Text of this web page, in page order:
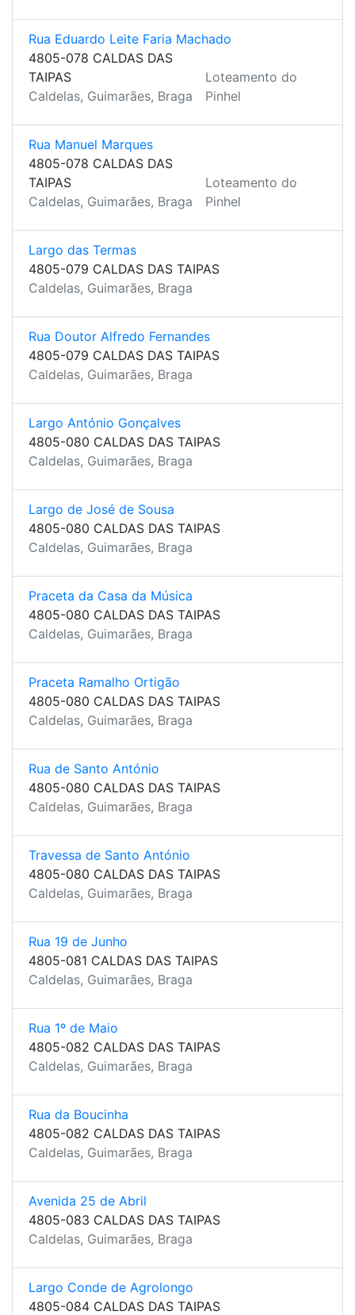
Rua Eduardo Leite Faria Machado
4805-078 CALDAS DAS
TAIPAS
Caldelas, Guimarães, Braga
Loteamento do
Pinhel
Rua Manuel Marques
4805-078 CALDAS DAS
TAIPAS
Caldelas, Guimarães, Braga
Loteamento do
Pinhel
Largo das Termas
4805-079 CALDAS DAS TAIPAS
Caldelas, Guimarães, Braga
Rua Doutor Alfredo Fernandes
4805-079 CALDAS DAS TAIPAS
Caldelas, Guimarães, Braga
Largo António Gonçalves
4805-080 CALDAS DAS TAIPAS
Caldelas, Guimarães, Braga
Largo de José de Sousa
4805-080 CALDAS DAS TAIPAS
Caldelas, Guimarães, Braga
Praceta da Casa da Música
4805-080 CALDAS DAS TAIPAS
Caldelas, Guimarães, Braga
Praceta Ramalho Ortigão
4805-080 CALDAS DAS TAIPAS
Caldelas, Guimarães, Braga
Rua de Santo António
4805-080 CALDAS DAS TAIPAS
Caldelas, Guimarães, Braga
Travessa de Santo António
4805-080 CALDAS DAS TAIPAS
Caldelas, Guimarães, Braga
Rua 19 de Junho
4805-081 CALDAS DAS TAIPAS
Caldelas, Guimarães, Braga
Rua 1º de Maio
4805-082 CALDAS DAS TAIPAS
Caldelas, Guimarães, Braga
Rua da Boucinha
4805-082 CALDAS DAS TAIPAS
Caldelas, Guimarães, Braga
Avenida 25 de Abril
4805-083 CALDAS DAS TAIPAS
Caldelas, Guimarães, Braga
Largo Conde de Agrolongo
4805-084 CALDAS DAS TAIPAS